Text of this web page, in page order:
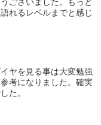
れるレベルまでと感じ
ヤを見る事は大変勉強
考になりました。確実
た。